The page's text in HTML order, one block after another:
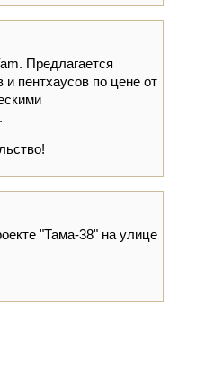
Предлагается
пентхаусов по цене от
"Тама-38" на улице